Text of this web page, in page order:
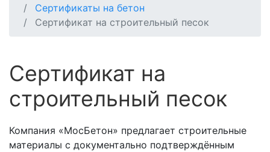
Сертификаты на бетон
Сертификат на строительный песок
Сертификат на
строительный песок
Компания «МосБетон» предлагает строительные
материалы с документально подтверждённым